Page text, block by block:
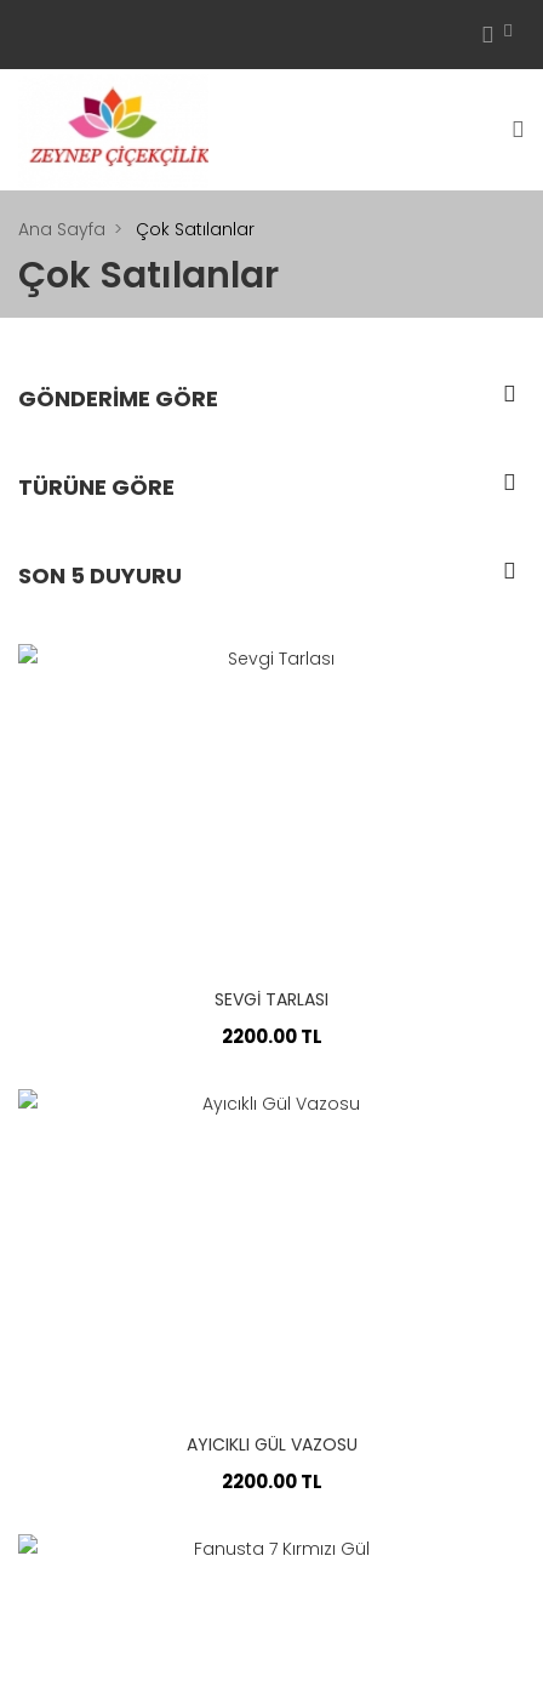
Ana Sayfa Çok Satılanlar
Çok Satılanlar
GÖNDERIME GÖRE
TÜRÜNE GÖRE
SON 5 DUYURU
SEVGI TARLASI
2200.00 TL
AYICIKLI GÜL VAZOSU
2200.00 TL